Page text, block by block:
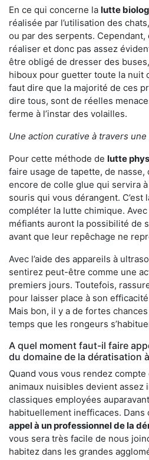
En ce qui concerne la lutte
réalisée par l’utilisation des
ou par des serpents.
réaliser et donc pas assez
être obligé de dresser des
hiboux pour guetter toute la nuit
faut dire que la majorité de ces
dire tous, sont de réelles
ferme à l’instar des volailles.
Une action curative à travers
Pour cette méthode de lutte
faire usage de tapette, de nasse,
encore de colle glue qui servira
souris qui vous dérangent.
compléter la lutte chimique.
méfiants auront la possibilité de
avant que leur repêchage ne
Avec l’aide des appareils à
sentirez peut-être comme une
premiers jours. Toutefois,
pour laisser place à son
Mais bon, il y a de fortes
temps que les rongeurs
A quel moment faut-il faire
du domaine de la dératisation
Quand vous vous rendez compte
animaux nuisibles devient assez
classiques employées
habituellement inefficaces. Dans
appel à un professionnel de la
vous sera très facile de nous
habitez dans les grandes